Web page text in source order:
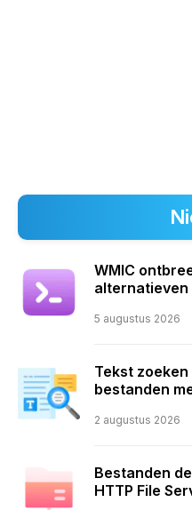
WMIC
alternatieven
5 augustus 2026
Tekst zoeken
bestanden
2 augustus 2026
Bestanden
HTTP File